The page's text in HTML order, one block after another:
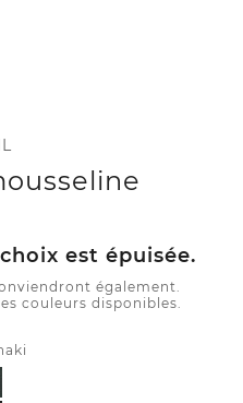
est épuisée.
également.
couleurs disponibles.